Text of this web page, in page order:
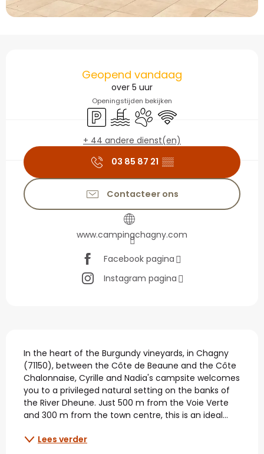
Openingstijden en
Geopend vandaag
over 5 uur
Openingstijden bekijken
Parkeerplaats
ZwembadDieren toegelaten
Wifi
+ 44 andere dienst(en)
03 85 87 21 ▒▒
Contacteer ons
www.campingchagny.com
Facebook pagina
Instagram pagina
Beschrijving
In the heart of the Burgundy vineyards, in Chagny
(71150), between the Côte de Beaune and the Côte
Chalonnaise, Cyrille and Nadia's campsite welcomes
you to a privileged natural setting on the banks of
the River Dheune. Just 500 m from the Voie Verte
and 300 m from the town centre, this is an ideal...
Lees verder